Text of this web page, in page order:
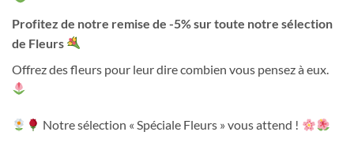
Profitez de notre remise de -5% sur toute notre sélection
de Fleurs
Offrez des fleurs pour leur dire combien vous pensez à eux.
Notre sélection « Spéciale Fleurs » vous attend !